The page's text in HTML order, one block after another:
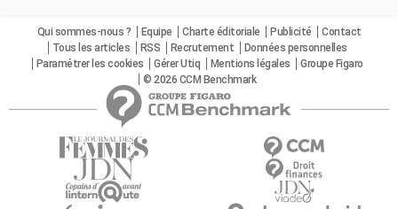
Qui sommes-nous ? Equipe Charte éditoriale Publicité
Contact
Tous les articles
RSS Recrutement
Données personnelles
Paramétrer les cookies
Gérer Utiq Mentions légales
Groupe Figaro
© 2026 CCM Benchmark